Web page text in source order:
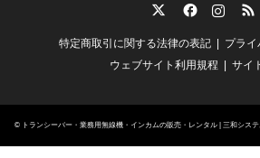
RSS
特定商取引に関する法律の表記
プラ
ウェブサイト利用規程
サイ
© トランシーバー・業務用無線機・インカムの販売・レンタル | 三和シス